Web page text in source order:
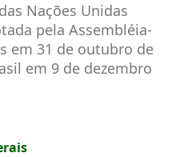
Nações Unidas
pela Assembléia-
em 31 de outubro de
em 9 de dezembro